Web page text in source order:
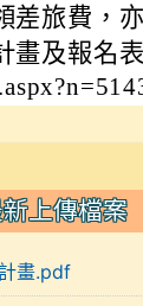
差旅費，
畫及報名
上傳檔案
畫.pdf